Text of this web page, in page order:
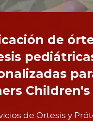
de
Children's
de Ortesis y